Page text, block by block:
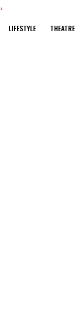
LIFESTYLE THEATRE